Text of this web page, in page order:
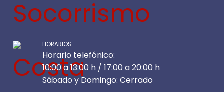
HORARIOS :
Horario telefónico:
10:00 a 13:00 h / 17:00 a 20:00 h
Sábado y Domingo: Cerrado